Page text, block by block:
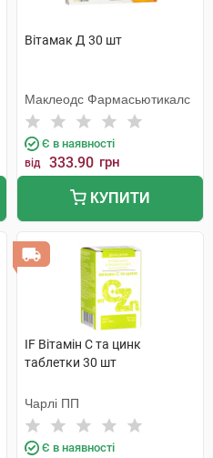
Вітамак Д 30 шт
Маклеодс Фармасьютикалс
Є в наявності
від 333.90 грн
КУПИТИ
IF Вітамін С та цинк
таблетки 30 шт
Чарлі ПП
Є в наявності